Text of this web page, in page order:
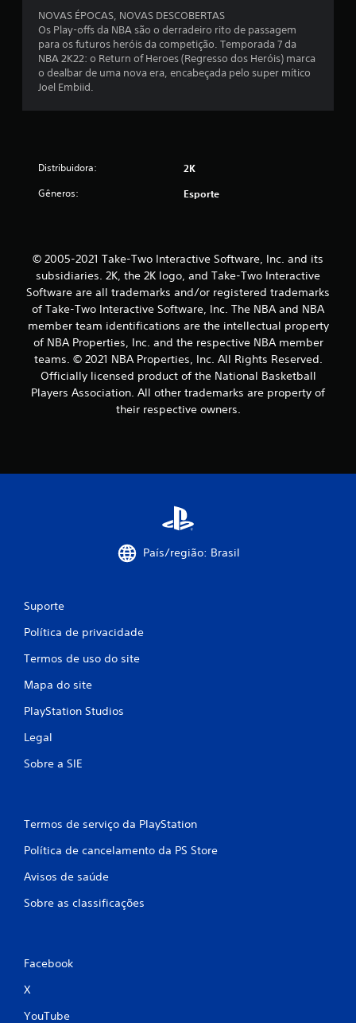
NOVAS ÉPOCAS, NOVAS DESCOBERTAS
Os Play-offs da NBA são o derradeiro rito de passagem
para os futuros heróis da competição. Temporada 7 da
NBA 2K22: o Return of Heroes (Regresso dos Heróis) marca
o dealbar de uma nova era, encabeçada pelo super mítico
Joel Embiid.
Distribuidora: 2K
Gêneros: Esporte
© 2005-2021 Take-Two Interactive Software, Inc. and its
subsidiaries. 2K, the 2K logo, and Take-Two Interactive
Software are all trademarks and/or registered trademarks
of Take-Two Interactive Software, Inc. The NBA and NBA
member team identifications are the intellectual property
of NBA Properties, Inc. and the respective NBA member
teams. © 2021 NBA Properties, Inc. All Rights Reserved.
Officially licensed product of the National Basketball
Players Association. All other trademarks are property of
their respective owners.
País/região: Brasil
Suporte
Política de privacidade
Termos de uso do site
Mapa do site
PlayStation Studios
Legal
Sobre a SIE
Termos de serviço da PlayStation
Política de cancelamento da PS Store
Avisos de saúde
Sobre as classificações
Facebook
X
YouTube